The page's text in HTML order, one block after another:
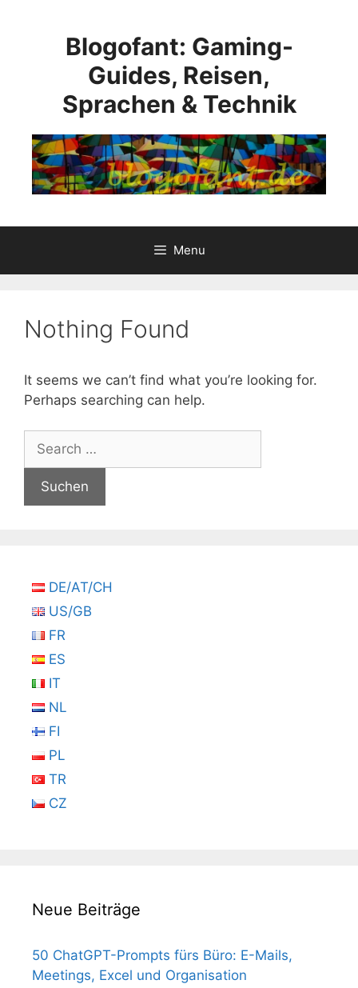
Blogofant: Gaming-
Guides, Reisen,
Sprachen & Technik
Menu
Nothing Found
It seems we can’t find what you’re looking for.
Perhaps searching can help.
Suchen
nach:
DE/AT/CH
US/GB
FR
ES
IT
NL
FI
PL
TR
CZ
Neue Beiträge
50 ChatGPT-Prompts fürs Büro: E-Mails,
Meetings, Excel und Organisation